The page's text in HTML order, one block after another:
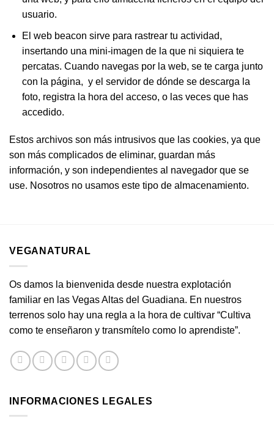
usuario.
El web beacon sirve para rastrear tu actividad,
insertando una mini-imagen de la que ni siquiera te
percatas. Cuando navegas por la web, se te carga junto
con la página, y el servidor de dónde se descarga la
foto, registra la hora del acceso, o las veces que has
accedido.
Estos archivos son más intrusivos que las cookies, ya que
son más complicados de eliminar, guardan más
información, y son independientes al navegador que se
use. Nosotros no usamos este tipo de almacenamiento.
VEGANATURAL
Os damos la bienvenida desde nuestra explotación
familiar en las Vegas Altas del Guadiana. En nuestros
terrenos solo hay una regla a la hora de cultivar “Cultiva
como te enseñaron y transmítelo como lo aprendiste”.
INFORMACIONES LEGALES